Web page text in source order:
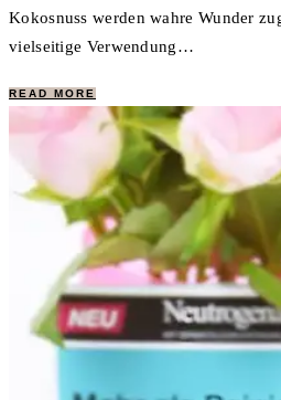
Kokosnuss werden wahre Wunder
vielseitige Verwendung…
READ MORE